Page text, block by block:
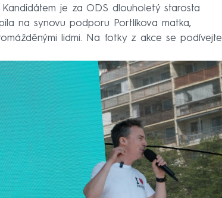
je za ODS dlouholetý starosta
na synovu podporu Portlíkova matka,
lidmi. Na fotky z akce se podívejte